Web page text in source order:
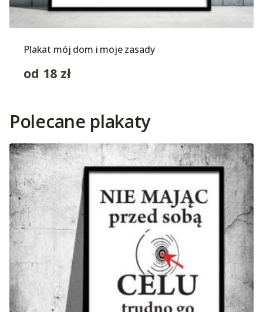
Plakat mój dom i moje zasady
od 18 zł
Polecane plakaty